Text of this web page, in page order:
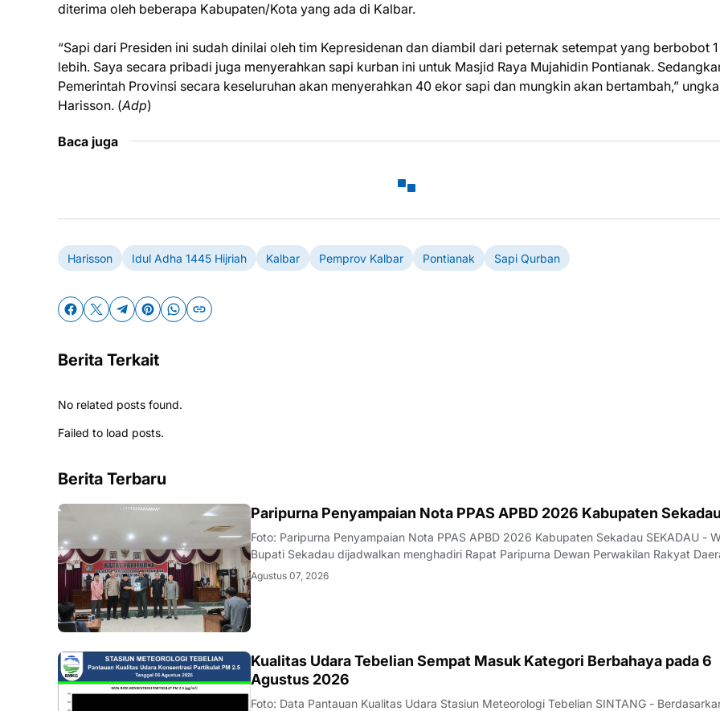
diterima oleh beberapa Kabupaten/Kota yang ada di Kalbar.
“Sapi dari Presiden ini sudah dinilai oleh tim Kepresidenan dan diambil dari peternak setempat yang berbobot
lebih. Saya secara pribadi juga menyerahkan sapi kurban ini untuk Masjid Raya Mujahidin Pontianak.
Pemerintah Provinsi secara keseluruhan akan menyerahkan 40 ekor sapi dan mungkin akan bertambah,”
Harisson. (Adp)
Baca juga
Harisson Idul Adha 1445 Hijriah Kalbar Pemprov Kalbar Pontianak Sapi Qurban
Berita Terkait
No related posts found.
Failed to load posts.
Berita Terbaru
DAERAH Paripurna Penyampaian Nota PPAS APBD 2026 Kabupaten Sekadau
Foto: Paripurna Penyampaian Nota PPAS APBD 2026 Kabupaten Sekadau SEKADAU -
Bupati Sekadau dijadwalkan menghadiri Rapat Paripurna Dewan Perwakilan Rakyat
DPRD Kabupaten Sekadau dengan agenda penyampaian Nota Kebijakan Umum
Agustus 07, 2026
KALBAR
Kualitas Udara Tebelian Sempat Masuk Kategori Berbahaya pada 6
Agustus 2026
Foto: Data Pantauan Kualitas Udara Stasiun Meteorologi Tebelian SINTANG -